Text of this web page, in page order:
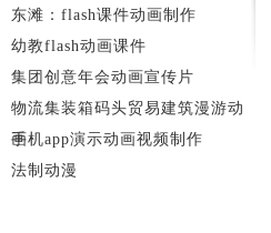
东滩：flash课件动画制作
幼教flash动画课件
集团创意年会动画宣传片
物流集装箱码头贸易建筑漫游动
画
手机app演示动画视频制作
法制动漫